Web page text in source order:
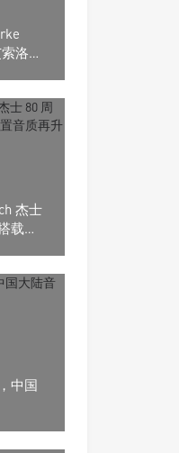
洛
杰士
载硬
中国